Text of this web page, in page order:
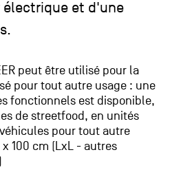
et d'une
peut être utilisé pour la
pour tout autre usage : une
fonctionnels est disponible,
de streetfood, en unités
pour tout autre
100 cm (LxL - autres